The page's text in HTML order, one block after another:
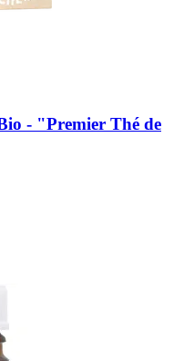
-​ "Premier Thé de